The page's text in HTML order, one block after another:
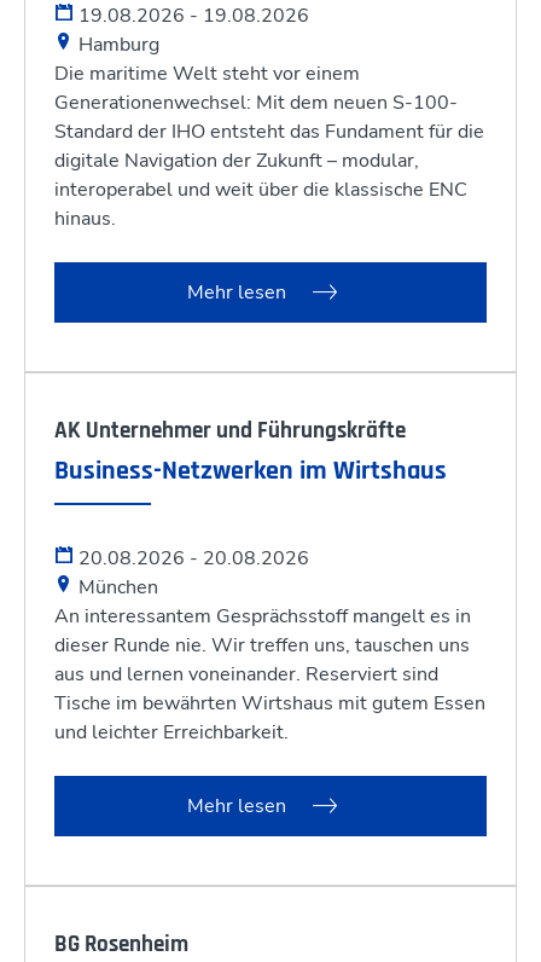
19.08.2026 - 19.08.2026
Hamburg
Die maritime Welt steht vor einem
Generationenwechsel: Mit dem neuen S-100-
Standard der IHO entsteht das Fundament für die
digitale Navigation der Zukunft – modular,
interoperabel und weit über die klassische ENC
hinaus.
Mehr lesen
AK Unternehmer und Führungskräfte
Business-Netzwerken im Wirtshaus
20.08.2026 - 20.08.2026
München
An interessantem Gesprächsstoff mangelt es in
dieser Runde nie. Wir treffen uns, tauschen uns
aus und lernen voneinander. Reserviert sind
Tische im bewährten Wirtshaus mit gutem Essen
und leichter Erreichbarkeit.
Mehr lesen
BG Rosenheim